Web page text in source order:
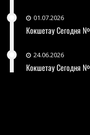
01.07.2026
Кокшетау Сегодня
24.06.2026
Кокшетау Сегодня